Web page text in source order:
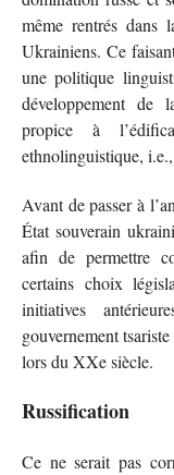
même rentrés dans
Ukrainiens. Ce
une politique
développement de
propice à
ethnolinguistique,
Avant de passer à
État souverain
afin de permettre
certains choix
initiatives
gouvernement
lors du XXe siècle.
Russification
Ce ne serait pas